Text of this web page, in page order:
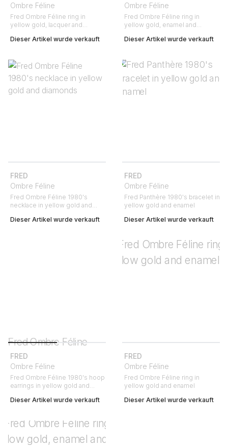
Ombre Féline
Fred Ombre Féline ring in
yellow gold, lacquer and
Dieser Artikel wurde verkauft
Ombre Féline
Fred Ombre Féline ring in
yellow gold, enamel and
Dieser Artikel wurde verkauft
FRED
Ombre Féline
Fred Ombre Féline 1980's
necklace in yellow gold and
Dieser Artikel wurde verkauft
FRED
Ombre Féline
Fred Panthère 1980's bracelet in
yellow gold and enamel
Dieser Artikel wurde verkauft
FRED
Ombre Féline
Fred Ombre Féline 1980's hoop
earrings in yellow gold and
Dieser Artikel wurde verkauft
FRED
Ombre Féline
Fred Ombre Féline ring in
yellow gold and enamel
Dieser Artikel wurde verkauft